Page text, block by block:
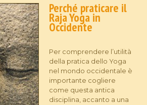
Perché praticare il
Raja Yoga in
Occidente
Per comprendere l’utilità
della pratica dello Yoga
nel mondo occidentale è
importante cogliere
come questa antica
disciplina, accanto a una